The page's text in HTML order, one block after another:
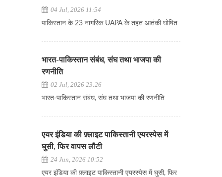
04 Jul, 2026 11:54
पाकिस्तान के 23 नागरिक UAPA के तहत आतंकी घोषित
भारत-पाकिस्तान संबंध, संघ तथा भाजपा की
रणनीति
02 Jul, 2026 23:26
भारत-पाकिस्तान संबंध, संघ तथा भाजपा की रणनीति
एयर इंडिया की फ़्लाइट पाकिस्तानी एयरस्पेस में
घुसी, फिर वापस लौटी
24 Jun, 2026 10:52
एयर इंडिया की फ़्लाइट पाकिस्तानी एयरस्पेस में घुसी, फिर